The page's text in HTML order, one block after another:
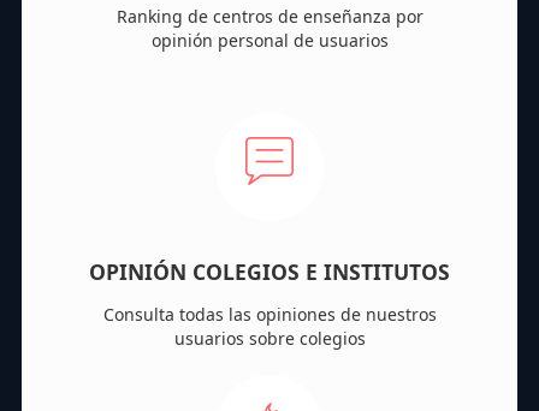
Ranking de centros de enseñanza por
opinión personal de usuarios
OPINIÓN COLEGIOS E INSTITUTOS
Consulta todas las opiniones de nuestros
usuarios sobre colegios